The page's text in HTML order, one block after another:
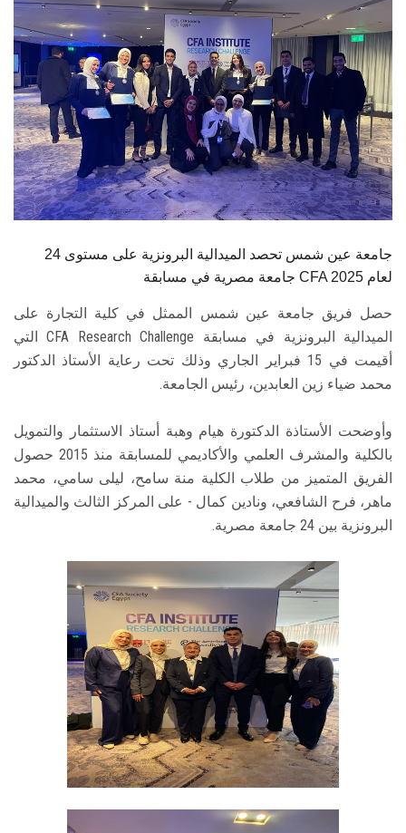
الدراسات العليا
الخريجين
الموظفون
الزائـرون
جامعة عين شمس تحصد الميدالية البرونزية على مستوى 24
جامعة مصرية في مسابقة CFA لعام 2025
حصل فريق جامعة عين شمس الممثل في كلية التجارة على
الميدالية البرونزية في مسابقة CFA Research Challenge التي
أقيمت في 15 فبراير الجاري وذلك تحت رعاية الأستاذ الدكتور
محمد ضياء زين العابدين، رئيس الجامعة.
وأوضحت الأستاذة الدكتورة هيام وهبة أستاذ الاستثمار والتمويل
بالكلية والمشرف العلمي والأكاديمي للمسابقة منذ 2015 حصول
الفريق المتميز من طلاب الكلية منة سامح، ليلى سامي، محمد
ماهر، فرح الشافعي، ونادين كمال - على المركز الثالث والميدالية
البرونزية بين 24 جامعة مصرية.